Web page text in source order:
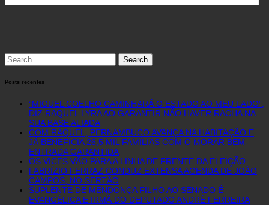
Search
for:
Posts recentes
“MIGUEL COELHO CAMINHARÁ O ESTADO AO MEU LADO”,
DIZ RAQUEL LYRA AO GARANTIR NÃO HAVER RACHA NA
SUA BASE ALIADA
COM RAQUEL, PERNAMBUCO AVANÇA NA HABITAÇÃO E
JÁ BENEFICIA 26,5 MIL FAMÍLIAS COM O MORAR BEM-
ENTRADA GARANTIDA
OS VICES VÃO PARA A LINHA DE FRENTE DA ELEIÇÃO
FABRÍZIO FERRAZ CONDUZ EXTENSA AGENDA DE JOÃO
CAMPOS, NO SERTÃO
SUPLENTE DE MENDONÇA FILHO AO SENADO É
EVANGÉLICA E IRMÃ DO DEPUTADO ANDRÉ FERREIRA